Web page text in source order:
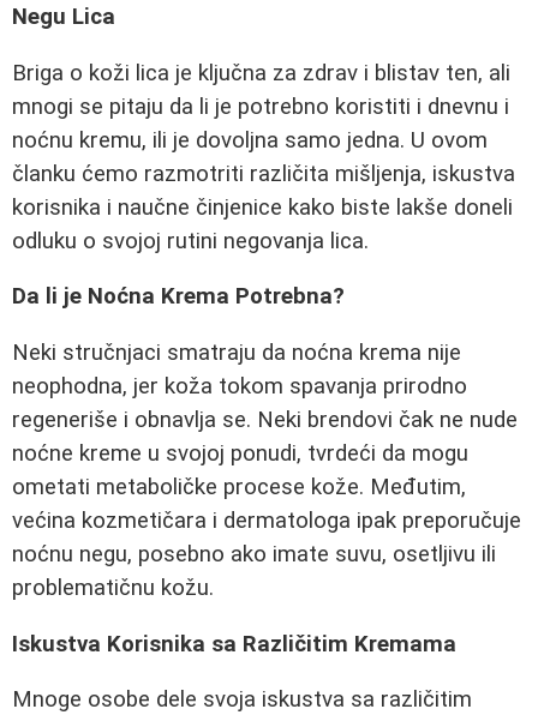
Negu Lica
Briga o koži lica je ključna za zdrav i blistav ten, ali
mnogi se pitaju da li je potrebno koristiti i dnevnu i
noćnu kremu, ili je dovoljna samo jedna. U ovom
članku ćemo razmotriti različita mišljenja, iskustva
korisnika i naučne činjenice kako biste lakše doneli
odluku o svojoj rutini negovanja lica.
Da li je Noćna Krema Potrebna?
Neki stručnjaci smatraju da noćna krema nije
neophodna, jer koža tokom spavanja prirodno
regeneriše i obnavlja se. Neki brendovi čak ne nude
noćne kreme u svojoj ponudi, tvrdeći da mogu
ometati metaboličke procese kože. Međutim,
većina kozmetičara i dermatologa ipak preporučuje
noćnu negu, posebno ako imate suvu, osetljivu ili
problematičnu kožu.
Iskustva Korisnika sa Različitim Kremama
Mnoge osobe dele svoja iskustva sa različitim